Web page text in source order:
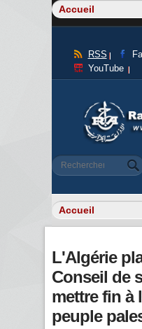
RSS
YouTube
Formulaire
Rechercher
L'Algérie
Conseil de
mettre fin à
peuple